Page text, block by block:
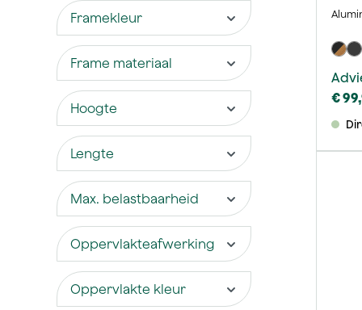
Framekleur
Frame materiaal
Hoogte
Lengte
Max. belastbaarheid
Oppervlakteafwerking
Oppervlakte kleur
€